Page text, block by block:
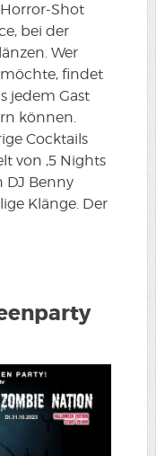
Shot
bei der
Wer
findet
jedem Gast
können.
Cocktails
von ‚5 Nights
DJ Benny
Klänge. Der